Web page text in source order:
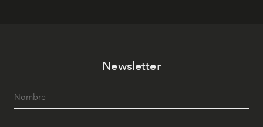
Newsletter